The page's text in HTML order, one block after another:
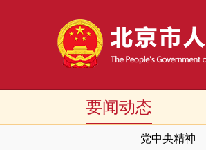
要闻动态
党中央精神